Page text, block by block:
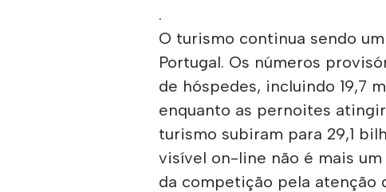
.
O turismo continua sendo
Portugal. Os números
de hóspedes, incluindo 19,7
enquanto as pernoites
turismo subiram para 29,1
visível on-line não é mais
da competição pela atenção